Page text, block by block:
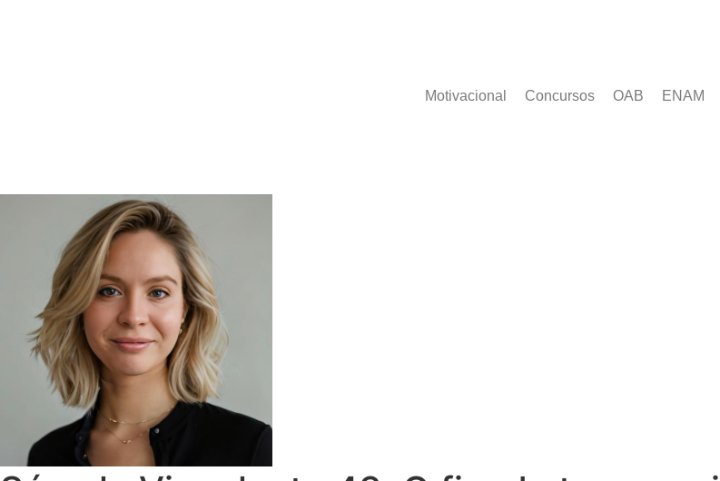
Motivacional Concursos OAB ENAM